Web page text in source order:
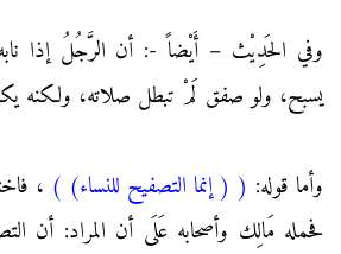
وفي الحَدِيْث – أَيْضاً -: أن الرَّجُلُ إذا
يسبح، ولو صفق لَمْ تبطل صلاته، ولكنه
وأما قوله: ( ( إنما التصفيح للنساء) ) ،
فحمله مَالِك وأصحابه عَلَى أن المراد: أن